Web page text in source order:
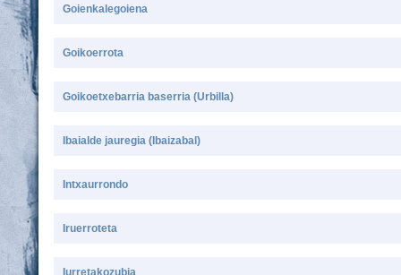
Goienkalegoiena
Goikoerrota
Goikoetxebarria baserria (Urbilla)
Ibaialde jauregia (Ibaizabal)
Intxaurrondo
Iruerroteta
Iurretakozubia